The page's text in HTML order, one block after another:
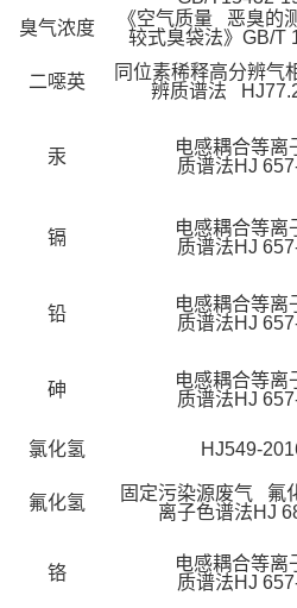
臭气浓度
《空气质量 恶臭的
较式臭袋法》GB/T
二噁英
同位素稀释高分辨气
辨质谱法
汞
电感耦合等离
质谱法HJ
镉
电感耦合等离
质谱法HJ
铅
电感耦合等离
质谱法HJ
砷
电感耦合等离
质谱法HJ
氯化氢 HJ549-
氟化氢
固定污染源废气 氟
离子色谱法HJ
铬
电感耦合等离
质谱法HJ